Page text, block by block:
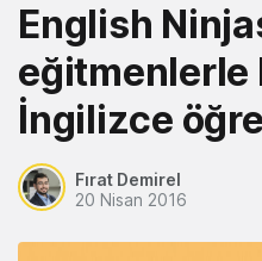
English
eğitmenlerle
İngilizce
Fırat Demirel
20 Nisan 2016